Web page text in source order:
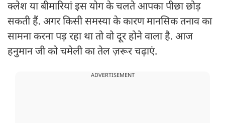
क्लेश या बीमारियां इस योग के चलते आपका पीछा छोड़
सकती हैं. अगर किसी समस्या के कारण मानसिक तनाव का
सामना करना पड़ रहा था तो वो दूर होने वाला है. आज
हनुमान जी को चमेली का तेल ज़रूर चढ़ाएं.
ADVERTISEMENT